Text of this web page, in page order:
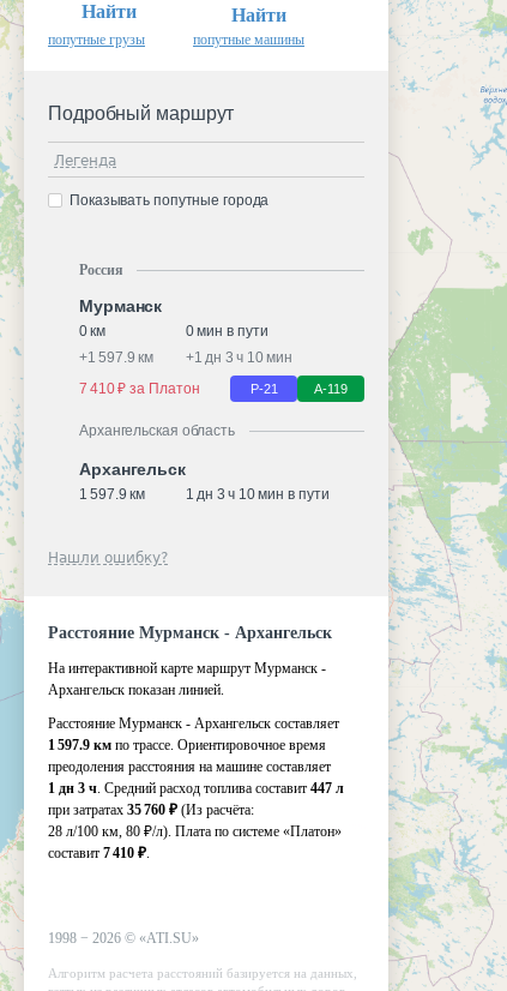
Найти
попутные грузы
Найти
попутные машины
Подробный маршрут
Легенда
Показывать попутные города
Россия
Мурманск
0 км
0 мин в пути
+1 597.9 км +1 дн 3 ч 10 мин
7 410 ₽ за Платон
Р-21 А-119
Архангельская область
Архангельск
1 597.9 км 1 дн 3 ч 10 мин в пути
Нашли ошибку?
Расстояние Мурманск - Архангельск
На интерактивной карте маршрут Мурманск -
Архангельск показан линией.
Расстояние Мурманск - Архангельск составляет
1 597.9 км по трассе. Ориентировочное время
преодоления расстояния на машине составляет
1 дн 3 ч. Средний расход топлива составит 447 л
при затратах 35 760 ₽ (Из расчёта:
28 л/100 км, 80 ₽/л). Плата по системе «Платон»
составит 7 410 ₽.
1998 − 2026 © «ATI.SU»
Алгоритм расчета расстояний базируется на данных,